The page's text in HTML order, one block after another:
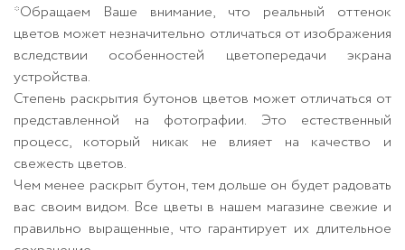
*Обращаем Ваше внимание, что реальный оттенок
цветов может незначительно отличаться от изображения
вследствии особенностей цветопередачи экрана
устройства.
Степень раскрытия бутонов цветов может отличаться от
представленной на фотографии. Это естественный
процесс, который никак не влияет на качество и
свежесть цветов.
Чем менее раскрыт бутон, тем дольше он будет радовать
вас своим видом. Все цветы в нашем магазине свежие и
правильно выращенные, что гарантирует их длительное